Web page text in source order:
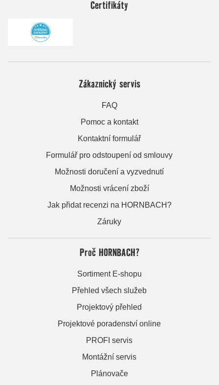
Certifikáty
Zákaznický servis
FAQ
Pomoc a kontakt
Kontaktní formulář
Formulář pro odstoupení od smlouvy
Možnosti doručení a vyzvednutí
Možnosti vrácení zboží
Jak přidat recenzi na HORNBACH?
Záruky
Proč HORNBACH?
Sortiment E-shopu
Přehled všech služeb
Projektový přehled
Projektové poradenství online
PROFI servis
Montážní servis
Plánovače